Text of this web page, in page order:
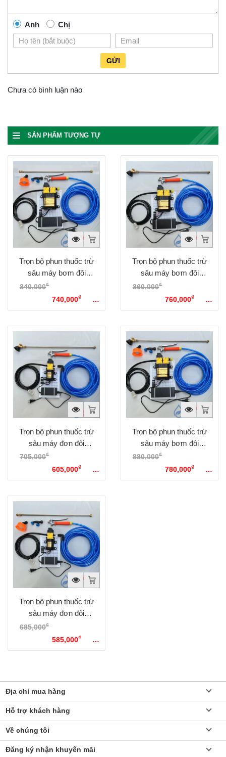
Anh Chị
GỬI
Chưa có bình luận nào
SẢN PHẨM TƯỢNG TỰ
Trọn bộ phun thuốc trừ
sâu máy bơm đôi
Sinleader Option 2
840,000₫
840,000₫.740,000₫
hiện tại là: 740,000₫.
Trọn bộ phun thuốc trừ
sâu máy bơm đôi
Sinleader Option 3
860,000₫
860,000₫.760,000₫
hiện tại là: 760,000₫.
Trọn bộ phun thuốc trừ
sâu máy đơn đôi
Sinleader Option 3
705,000₫
705,000₫.605,000₫
hiện tại là: 605,000₫.
Trọn bộ phun thuốc trừ
sâu máy bơm đôi
Sinleader Option 1
880,000₫
880,000₫.780,000₫
hiện tại là: 780,000₫.
Trọn bộ phun thuốc trừ
sâu máy đơn đôi
Sinleader Option 2
685,000₫
685,000₫.585,000₫
hiện tại là: 585,000₫.
Địa chỉ mua hàng
Hỗ trợ khách hàng
Về chúng tôi
Đăng ký nhận khuyến mãi